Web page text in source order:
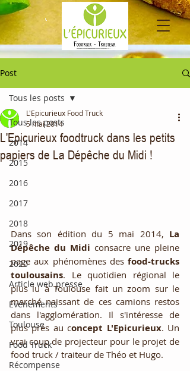
Post
Tous les posts
2014
2015
2016
2017
2018
2019
2020
Article web presse
Evénements
Toulouse
Food Truck
Récompense
Tous les posts
L'Epicurieux foodtruck dans les petits
papiers de La Dépêche du Midi !
L'Epicurieux Food Truck
5 mai 2014
Dans son édition du 5 mai 2014, La
Dépêche du Midi consacre une pleine
page aux phénomènes des food-trucks
toulousains. Le quotidien régional le
plus lu à Toulouse fait un zoom sur le
marché naissant de ces camions restos
dans l'agglomération. Il s'intéresse de
plus près au concept L'Epicurieux. Un
vrai coup de projecteur pour le projet de
food truck / traiteur de Théo et Hugo.